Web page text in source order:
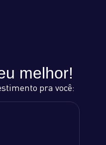
melhor!
pra você: